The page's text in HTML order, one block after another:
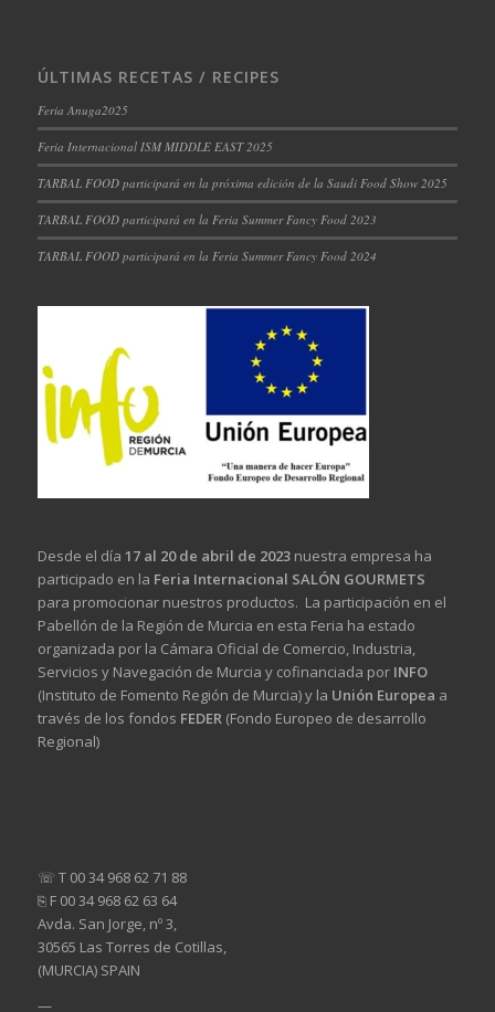
ÚLTIMAS RECETAS / RECIPES
Feria Anuga2025
Feria Internacional ISM MIDDLE EAST 2025
TARBAL FOOD participará en la próxima edición de la Saudi Food Show 2025
TARBAL FOOD participará en la Feria Summer Fancy Food 2023
TARBAL FOOD participará en la Feria Summer Fancy Food 2024
Desde el día 17 al 20 de abril de 2023nuestra empresa ha
participado en la Feria Internacional SALÓN GOURMETS
para promocionar nuestros productos. La participación en el
Pabellón de la Región de Murcia en esta Feria ha estado
organizada por la Cámara Oficial de Comercio, Industria,
Servicios y Navegación de Murcia y cofinanciada por INFO
(Instituto de Fomento Región de Murcia) y la Unión Europea a
través de los fondos FEDER (Fondo Europeo de desarrollo
Regional)
☏ T 00 34 968 62 71 88
⎘ F 00 34 968 62 63 64
Avda. San Jorge, nº 3,
30565 Las Torres de Cotillas,
(MURCIA) SPAIN
—